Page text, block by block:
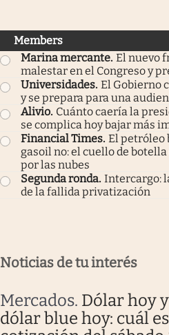
Members
Marina mercante. El nuevo
malestar en el Congreso y
Universidades. El Gobierno
y se prepara para una
Alivio. Cuánto caería la
se complica hoy bajar más
Financial Times. El petróleo
gasoil no: el cuello de
por las nubes
Segunda ronda. Intercargo:
de la fallida privatización
Noticias de tu interés
Mercados. Dólar hoy y
dólar blue hoy: cuál